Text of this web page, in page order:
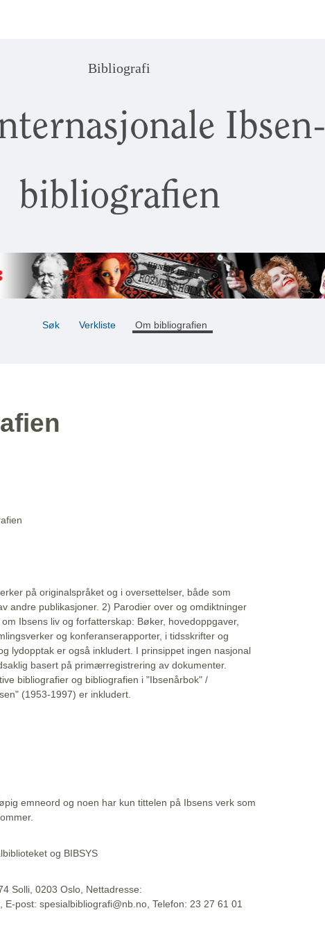
Bibliografi
Ibsen-
bibliografien
Søk Verkliste Om bibliografien
på originalspråket og i oversettelser, både som
andre publikasjoner. 2) Parodier over og omdiktninger
Ibsens liv og forfatterskap: Bøker, hovedoppgaver,
og konferanserapporter, i tidsskrifter og
lydopptak er også inkludert. I prinsippet ingen nasjonal
basert på primærregistrering av dokumenter.
bibliografier og bibliografien i "Ibsenårbok" /
(1953-1997) er inkludert.
emneord og noen har kun tittelen på Ibsens verk som
og BIBSYS
Solli, 0203 Oslo, Nettadresse:
E-post: spesialbibliografi@nb.no, Telefon: 23 27 61 01